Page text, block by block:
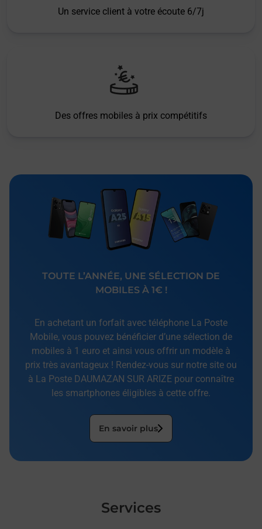
Un service client à votre écoute 6/7j
Des offres mobiles à prix compétitifs
TOUTE L’ANNÉE, UNE SÉLECTION DE
MOBILES À 1€ !
En achetant un forfait avec téléphone La Poste
Mobile, vous pouvez bénéficier d’une sélection de
mobiles à 1 euro et ainsi vous offrir un modèle à
prix très avantageux ! Rendez-vous sur notre site ou
à La Poste DAUMAZAN SUR ARIZE pour connaître
les smartphones éligibles à cette offre.
En savoir plus
Services